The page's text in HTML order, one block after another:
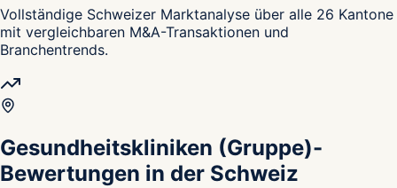
Vollständige Schweizer Marktanalyse über alle 26 Kantone
mit vergleichbaren M&A-Transaktionen und
Branchentrends.
Gesundheitskliniken (Gruppe)-
Bewertungen in der Schweiz